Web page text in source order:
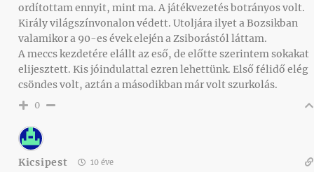
ordítottam ennyit, mint ma. A játékvezetés botrányos volt.
Király világszínvonalon védett. Utoljára ilyet a Bozsikban
valamikor a 90-es évek elején a Zsiborástól láttam.
A meccs kezdetére elállt az eső, de előtte szerintem sokakat
elijesztett. Kis jóindulattal ezren lehettünk. Első félidő elég
csöndes volt, aztán a másodikban már volt szurkolás.
0
Kicsipest 10 éve